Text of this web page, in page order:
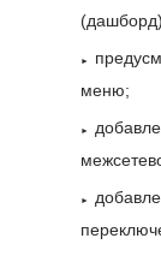
меню;